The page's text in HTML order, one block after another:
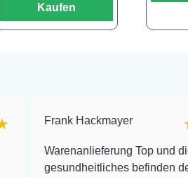
Kaufen
Frank Hackmayer
Warenanlieferung Top und die
gesundheitliches befinden der